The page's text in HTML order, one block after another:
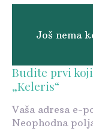
Još nema
Budite prvi
„Keleris“
Vaša adresa e-
Neophodna